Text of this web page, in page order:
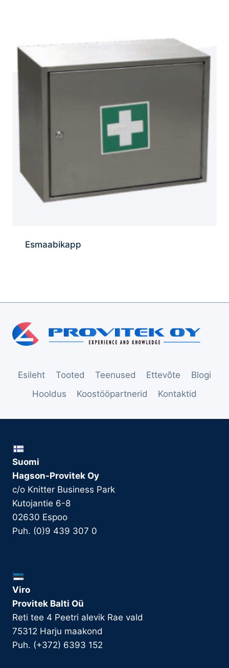
Esmaabikapp
Esileht Tooted Teenused Ettevõte
Blogi
Hooldus
Koostööpartnerid Kontaktid
Suomi
Hagson-Provitek Oy
c/o Knitter Business Park
Kutojantie 6-8
02630 Espoo
Puh. (0)9 439 307 0
Viro
Provitek Balti Oü
Reti tee 4 Peetri alevik Rae vald
75312 Harju maakond
Puh. (+372) 6393 152